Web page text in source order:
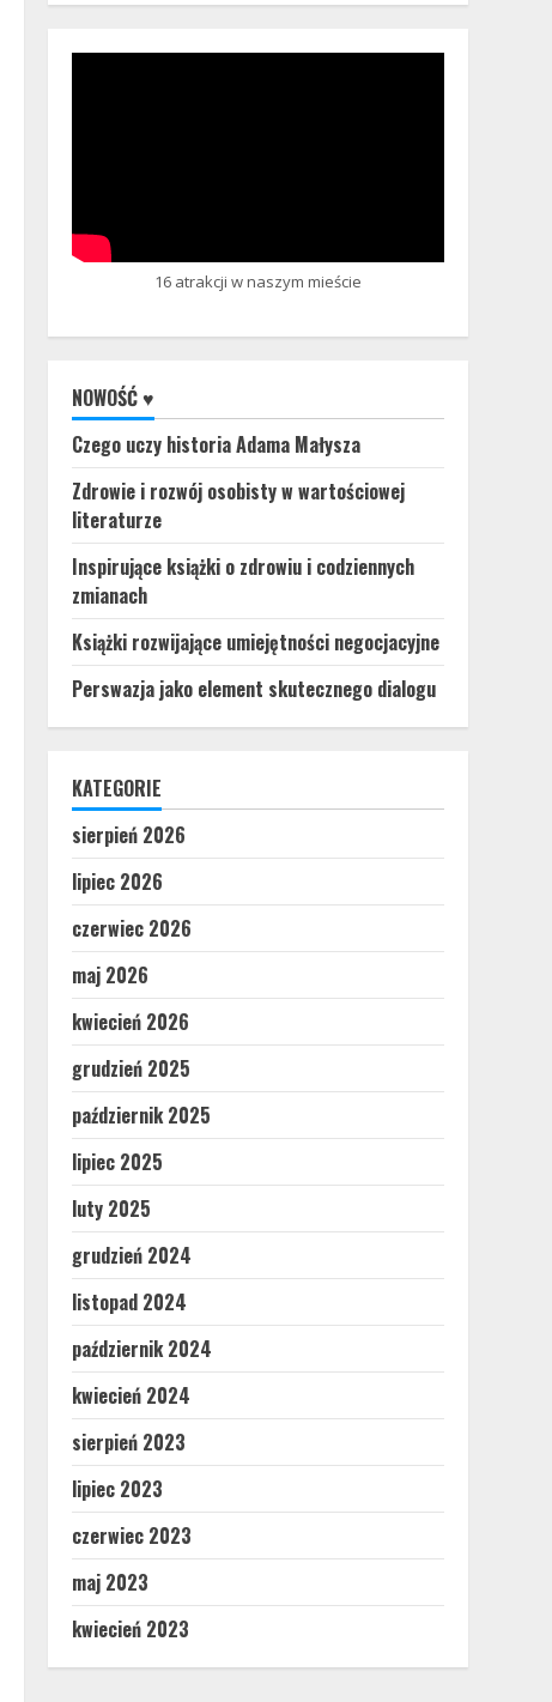
16 atrakcji w naszym mieście
NOWOŚĆ ♥
Czego uczy historia Adama Małysza
Zdrowie i rozwój osobisty w wartościowej
literaturze
Inspirujące książki o zdrowiu i codziennych
zmianach
Książki rozwijające umiejętności negocjacyjne
Perswazja jako element skutecznego dialogu
KATEGORIE
sierpień 2026
lipiec 2026
czerwiec 2026
maj 2026
kwiecień 2026
grudzień 2025
październik 2025
lipiec 2025
luty 2025
grudzień 2024
listopad 2024
październik 2024
kwiecień 2024
sierpień 2023
lipiec 2023
czerwiec 2023
maj 2023
kwiecień 2023